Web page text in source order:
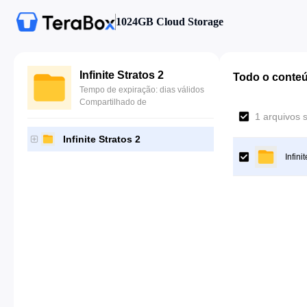
1024GB Cloud Storage
Infinite Stratos 2
Tempo de expiração: dias válidos
Compartilhado de
Infinite Stratos 2
Todo o
1 arquivos